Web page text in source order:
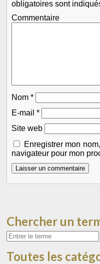
obligatoires sont
Nom *
E-mail *
Site web
Enregistrer mon
navigateur pour mon
Chercher un
Votre
recherche
Toutes les